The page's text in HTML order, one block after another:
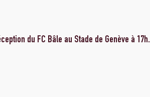
du FC Bâle au Stade de Genève à 17h.